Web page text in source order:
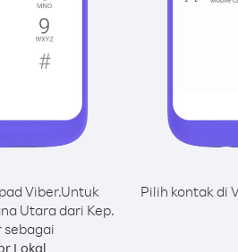
Viber.Untuk
Utara dari Kep.
sebagai
Lokal
Pilih kontak di